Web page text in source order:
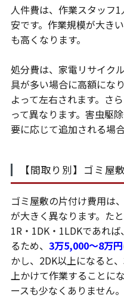
人件費は、作業スタッフ1
安です。作業規模が大き
も高くなります。
処分費は、家電リサイク
具が多い場合に高額にな
よって左右されます。さ
って異なります。害虫駆
要に応じて追加される場
【間取り別】ゴミ屋
ゴミ屋敷の片付け費用は
が大きく異なります。た
1R・1DK・1LDKであれ
るため、 3万5,000～8万円
かし、2DK以上になると
上かけて作業することに
ースも少なくありません。